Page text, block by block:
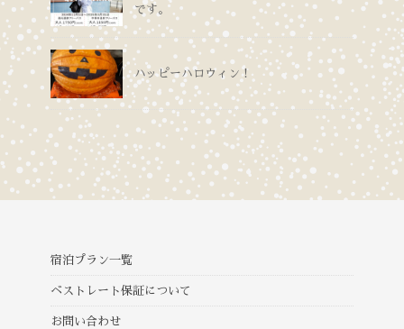
です。
ハッピーハロウィン！
宿泊プラン一覧
ベストレート保証について
お問い合わせ